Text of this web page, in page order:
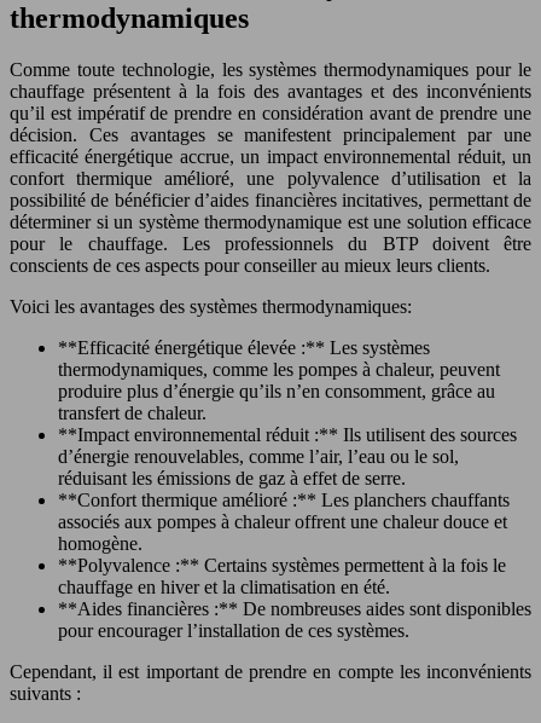
thermodynamiques
Comme toute technologie, les systèmes thermodynamiques pour le
chauffage présentent à la fois des avantages et des inconvénients
qu’il est impératif de prendre en considération avant de prendre une
décision. Ces avantages se manifestent principalement par une
efficacité énergétique accrue, un impact environnemental réduit, un
confort thermique amélioré, une polyvalence d’utilisation et la
possibilité de bénéficier d’aides financières incitatives, permettant de
déterminer si un système thermodynamique est une solution efficace
pour le chauffage. Les professionnels du BTP doivent être
conscients de ces aspects pour conseiller au mieux leurs clients.
Voici les avantages des systèmes thermodynamiques:
**Efficacité énergétique élevée :** Les systèmes
thermodynamiques, comme les pompes à chaleur, peuvent
produire plus d’énergie qu’ils n’en consomment, grâce au
transfert de chaleur.
**Impact environnemental réduit :** Ils utilisent des sources
d’énergie renouvelables, comme l’air, l’eau ou le sol,
réduisant les émissions de gaz à effet de serre.
**Confort thermique amélioré :** Les planchers chauffants
associés aux pompes à chaleur offrent une chaleur douce et
homogène.
**Polyvalence :** Certains systèmes permettent à la fois le
chauffage en hiver et la climatisation en été.
**Aides financières :** De nombreuses aides sont disponibles
pour encourager l’installation de ces systèmes.
Cependant, il est important de prendre en compte les inconvénients
suivants :